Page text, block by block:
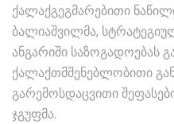
ქალაქგეგმარებითი
ბალიაშვილმა,
ანგარიში საზოგადოებას
ქალაქთმშენებლობითი
გარემოსდაცვითი
ჯგუფმა.